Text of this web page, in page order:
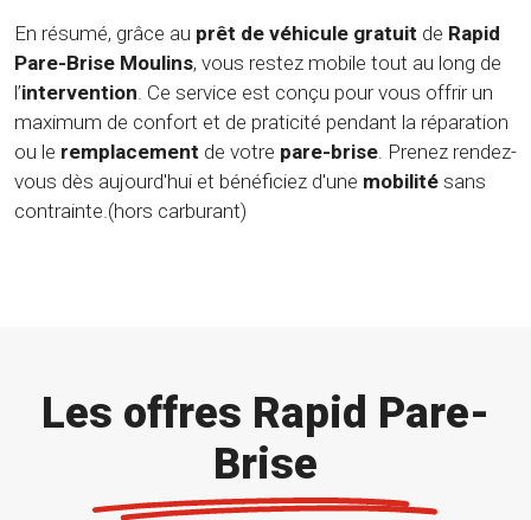
En résumé, grâce au prêt de véhicule gratuit de Rapid
Pare-Brise Moulins, vous restez mobile tout au long de
l’intervention. Ce service est conçu pour vous offrir un
maximum de confort et de praticité pendant la réparation
ou le remplacement de votre pare-brise. Prenez rendez-
vous dès aujourd'hui et bénéficiez d'une mobilité sans
contrainte.(hors carburant)
Les offres Rapid Pare-
Brise